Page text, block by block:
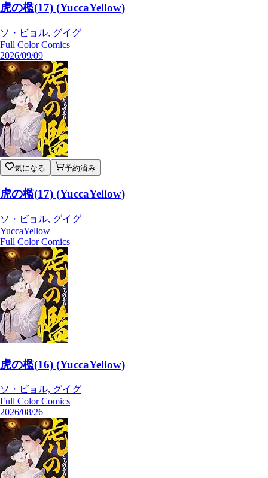
虎の檻(17) (YuccaYellow)
ソ・ビョル, グイグ
Full Color Comics
2026/09/09
気になる 予約済み
虎の檻(17) (YuccaYellow)
ソ・ビョル, グイグ
YuccaYellow
Full Color Comics
虎の檻(16) (YuccaYellow)
ソ・ビョル, グイグ
Full Color Comics
2026/08/26